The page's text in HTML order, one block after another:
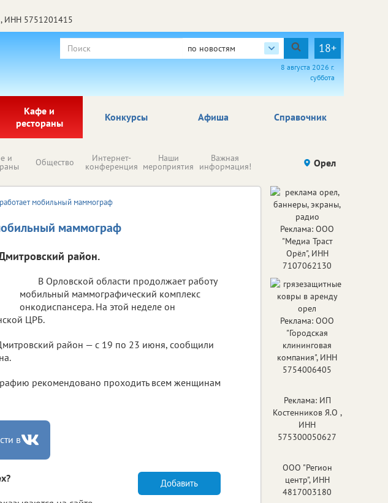
ИНН 5751201415
по новостям 18+
8 августа 2026 г.
суббота
Кафе и
рестораны
Афиша Справочник
Конкурсы
и Общество Интернет-
конференция
Наши
мероприятия
Важная
информация! Происшествия Здоровье
Орел
мобильный маммограф
маммограф
район.
В Орловской области продолжает работу
мобильный маммографический комплекс
онкодиспансера. На этой неделе он
ЦРБ.
район — с 19 по 23 июня, сообщили
рекомендовано проходить всем женщинам
в
Добавить
Реклама: ООО
"Медиа Траст
Орёл", ИНН
7107062130
Реклама: ООО
"Городская
клининговая
компания", ИНН
5754006405
Реклама: ИП
Костенников Я.О ,
ИНН
575300050627
ООО "Регион
центр", ИНН
4817003180